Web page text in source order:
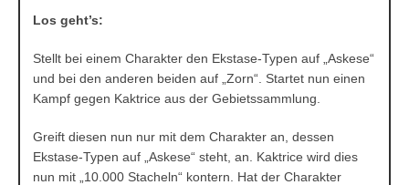
Los geht’s:
Stellt bei einem Charakter den Ekstase-Typen auf „Askese“
und bei den anderen beiden auf „Zorn“. Startet nun einen
Kampf gegen Kaktrice aus der Gebietssammlung.
Greift diesen nun nur mit dem Charakter an, dessen
Ekstase-Typen auf „Askese“ steht, an. Kaktrice wird dies
nun mit „10.000 Stacheln“ kontern. Hat der Charakter